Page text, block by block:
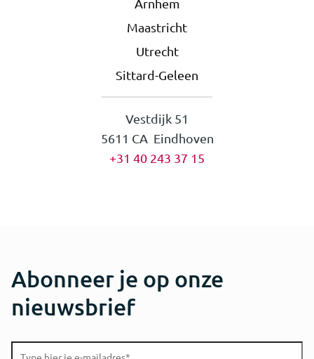
Maastricht
Utrecht
Sittard-Geleen
Vestdijk 51
5611 CA Eindhoven
+31 40 243 37 15
Abonneer je op onze
nieuwsbrief